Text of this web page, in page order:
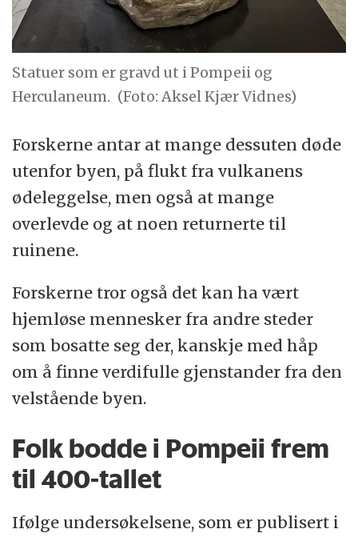
Statuer som er gravd ut i Pompeii og
Herculaneum. (Foto: Aksel Kjær Vidnes)
Forskerne antar at mange dessuten døde
utenfor byen, på flukt fra vulkanens
ødeleggelse, men også at mange
overlevde og at noen returnerte til
ruinene.
Forskerne tror også det kan ha vært
hjemløse mennesker fra andre steder
som bosatte seg der, kanskje med håp
om å finne verdifulle gjenstander fra den
velstående byen.
Folk bodde i Pompeii frem
til 400-tallet
Ifølge undersøkelsene, som er publisert i